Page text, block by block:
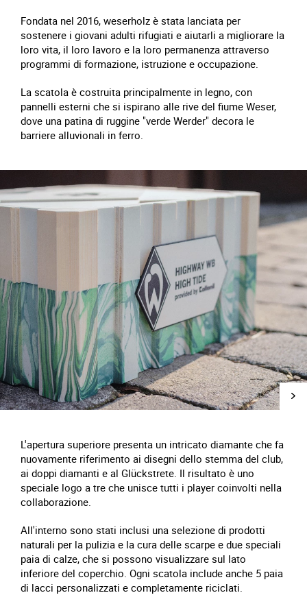
Fondata nel 2016, weserholz è stata lanciata per
sostenere i giovani adulti rifugiati e aiutarli a migliorare la
loro vita, il loro lavoro e la loro permanenza attraverso
programmi di formazione, istruzione e occupazione.
La scatola è costruita principalmente in legno, con
pannelli esterni che si ispirano alle rive del fiume Weser,
dove una patina di ruggine "verde Werder" decora le
barriere alluvionali in ferro.
L'apertura superiore presenta un intricato diamante che fa
nuovamente riferimento ai disegni dello stemma del club,
ai doppi diamanti e al Glückstrete. Il risultato è uno
speciale logo a tre che unisce tutti i player coinvolti nella
collaborazione.
All'interno sono stati inclusi una selezione di prodotti
naturali per la pulizia e la cura delle scarpe e due speciali
paia di calze, che si possono visualizzare sul lato
inferiore del coperchio. Ogni scatola include anche 5 paia
di lacci personalizzati e completamente riciclati.